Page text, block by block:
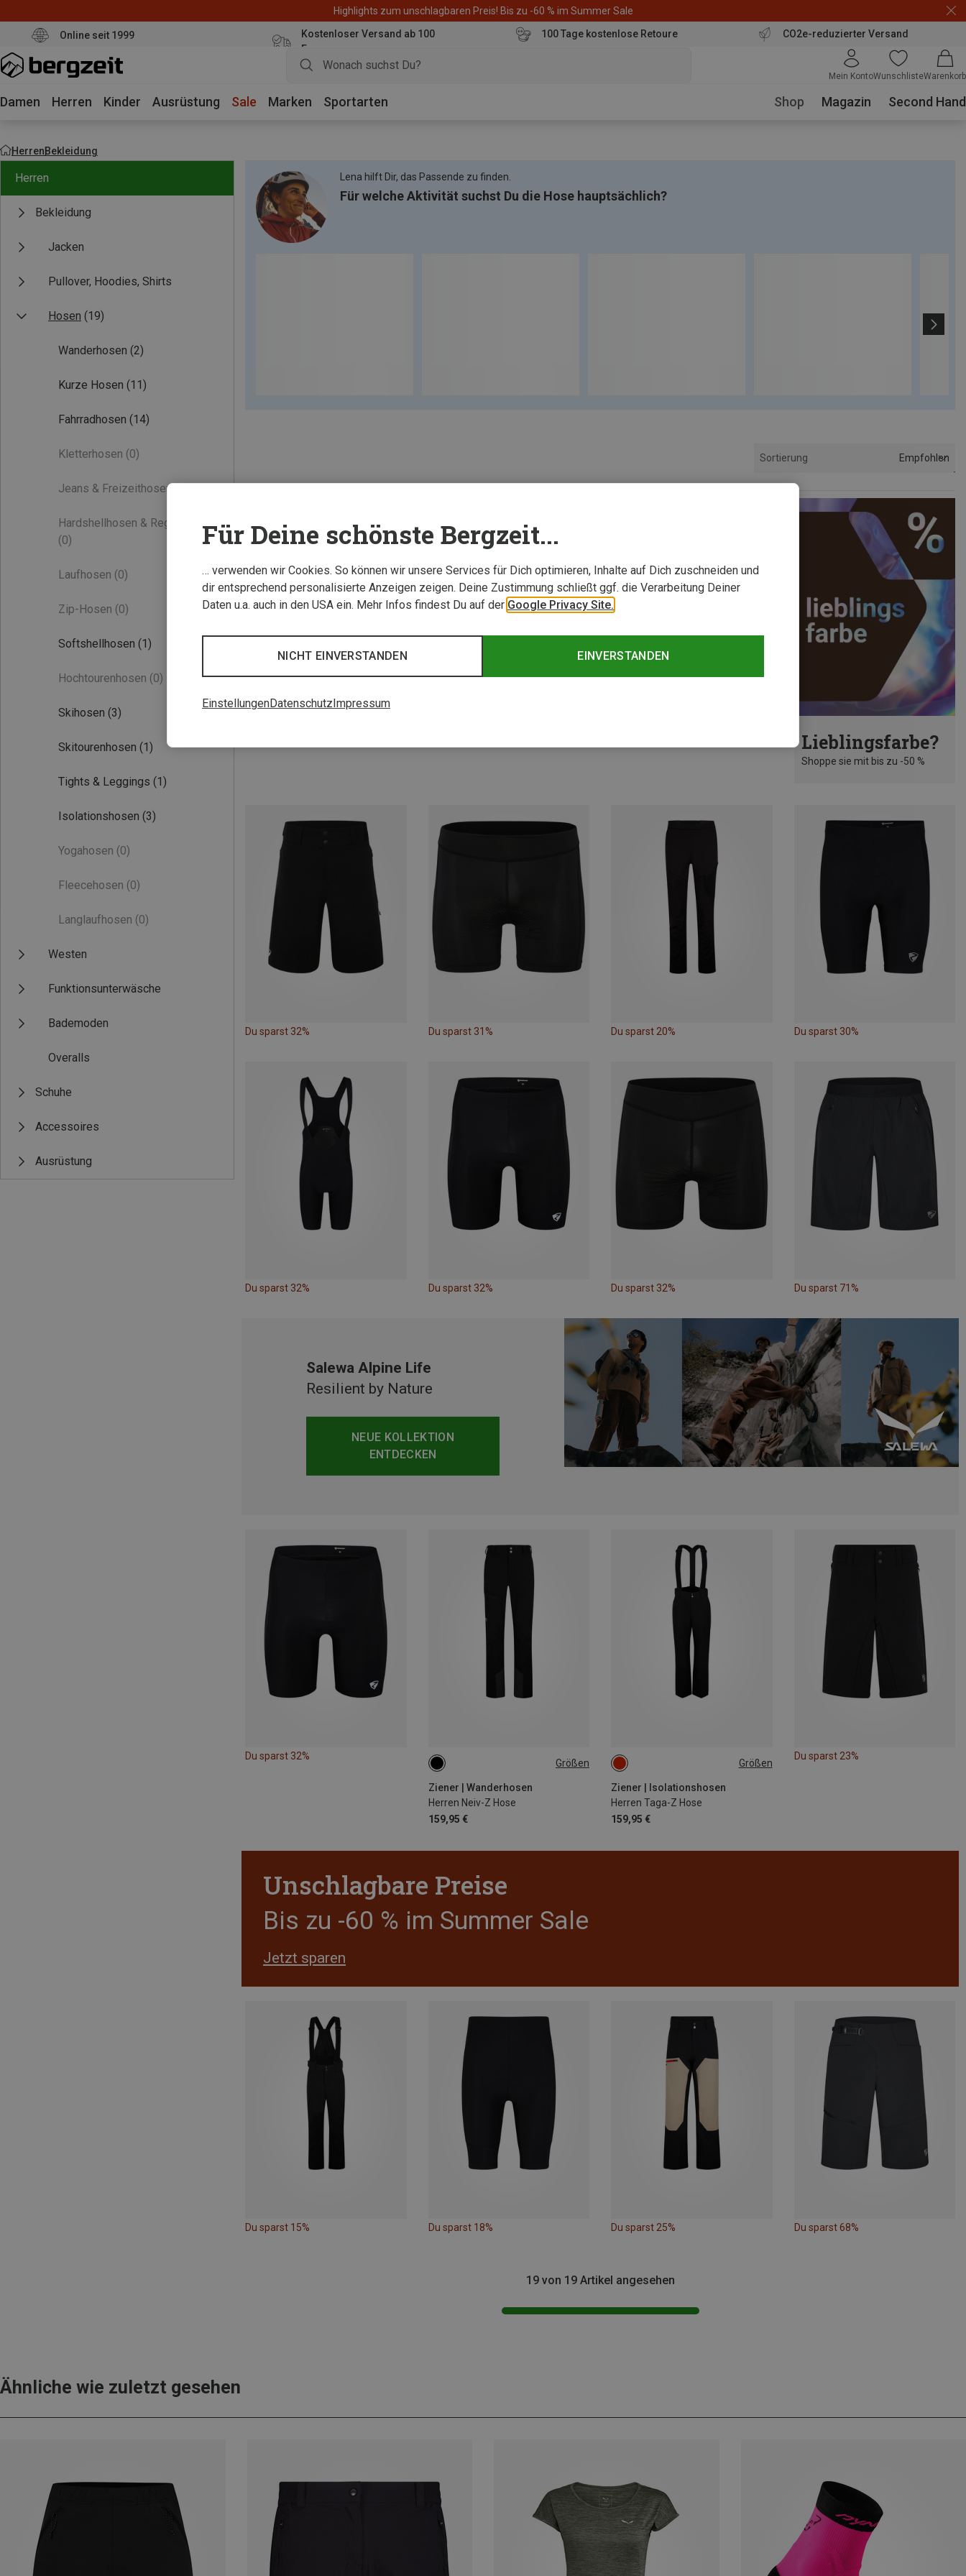
Highlights zum unschlagbaren Preis! Bis zu -60 % im Summer Sale
Online seit 1999
Kostenloser Versand ab 100
Euro
100 Tage kostenlose Retoure CO2e-reduzierter Versand
Mein KontoWunschlisteWarenkorb
Damen Herren Kinder Ausrüstung Sale Marken Sportarten Shop Magazin Second Hand
HerrenBekleidung
Herren
Bekleidung
Jacken
Pullover, Hoodies, Shirts
Hosen (19)
Wanderhosen (2)
Kurze Hosen (11)
Fahrradhosen (14)
Kletterhosen (0)
Jeans & Freizeithosen
Hardshellhosen & Regenhosen
(0)
Laufhosen (0)
Zip-Hosen (0)
Softshellhosen (1)
Hochtourenhosen (0)
Skihosen (3)
Skitourenhosen (1)
Tights & Leggings (1)
Isolationshosen (3)
Yogahosen (0)
Fleecehosen (0)
Langlaufhosen (0)
Westen
Funktionsunterwäsche
Bademoden
Overalls
Schuhe
Accessoires
Ausrüstung
Lena hilft Dir, das Passende zu finden.
Für welche Aktivität suchst Du die Hose hauptsächlich?
Sortierung Empfohlen
Lieblingsfarbe?
Shoppe sie mit bis zu -50 %
Du sparst 32% Du sparst 31% Du sparst 20% Du sparst 30%
Du sparst 32% Du sparst 32% Du sparst 32% Du sparst 71%
Salewa Alpine Life
Resilient by Nature
NEUE KOLLEKTION
ENTDECKEN
Du sparst 32%
Größen
Ziener | Wanderhosen
Herren Neiv-Z Hose
159,95 €
Größen
Ziener | Isolationshosen
Herren Taga-Z Hose
159,95 €
Du sparst 23%
Unschlagbare Preise
Bis zu -60 % im Summer Sale
Jetzt sparen
Du sparst 15% Du sparst 18% Du sparst 25% Du sparst 68%
19 von 19 Artikel angesehen
Ähnliche wie zuletzt gesehen
Für Deine schönste Bergzeit...
… verwenden wir Cookies. So können wir unsere Services für Dich optimieren, Inhalte auf Dich zuschneiden und
dir entsprechend personalisierte Anzeigen zeigen. Deine Zustimmung schließt ggf. die Verarbeitung Deiner
Daten u.a. auch in den USA ein. Mehr Infos findest Du auf der Google Privacy Site.
EINVERSTANDEN
NICHT EINVERSTANDEN
EinstellungenDatenschutzImpressum